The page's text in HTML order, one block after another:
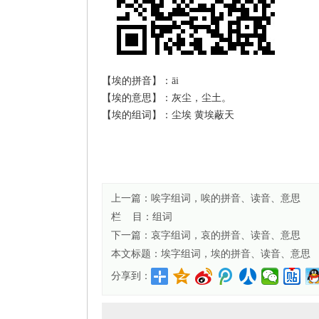
【埃的拼音】：āi
【埃的意思】：灰尘，尘土。
【埃的组词】：尘埃 黄埃蔽天
上一篇： 唉字组词，唉的拼音、读音、意思
栏 目： 组词
下一篇： 哀字组词，哀的拼音、读音、意思
本文标题： 埃字组词，埃的拼音、读音、意思
分享到：